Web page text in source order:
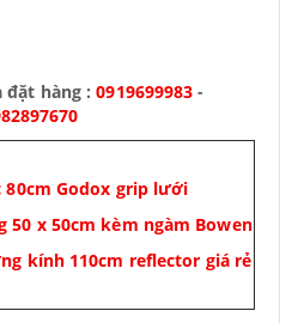
đặt hàng :0919699983 -
Godox grip lưới
50 x 50cm kèm ngàm Bowen
kính 110cm reflector giá rẻ